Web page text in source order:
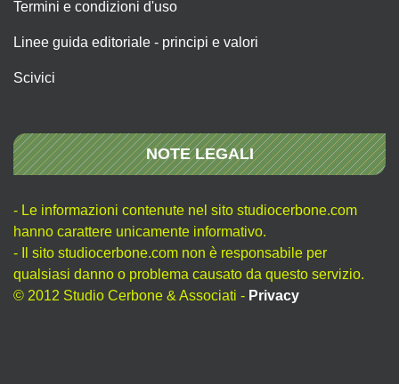
Termini e condizioni d'uso
Linee guida editoriale - principi e valori
Scivici
NOTE LEGALI
- Le informazioni contenute nel sito studiocerbone.com
hanno carattere unicamente informativo.
- Il sito studiocerbone.com non è responsabile per
qualsiasi danno o problema causato da questo servizio.
© 2012 Studio Cerbone & Associati - Privacy